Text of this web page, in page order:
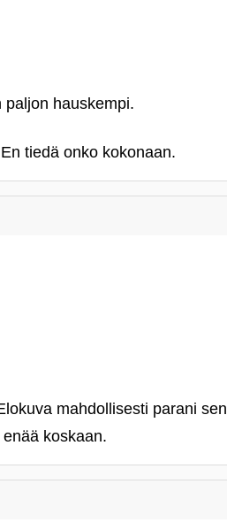
hauskempi.
tiedä onko kokonaan.
mahdollisesti parani sen
koskaan.